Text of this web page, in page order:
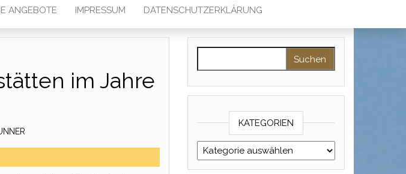
ANGEBOTE IMPRESSUM DATENSCHUTZERKLÄRUNG
im Jahre
KATEGORIEN
Kategorien